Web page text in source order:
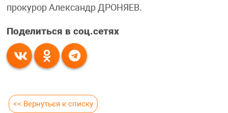
прокурор Александр ДРОНЯЕВ.
Поделиться в соц.сетях
<< Вернуться к списку